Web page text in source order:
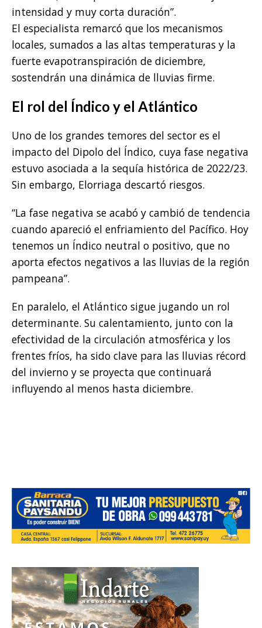
intensidad y muy corta duración”.
El especialista remarcó que los mecanismos
locales, sumados a las altas temperaturas y la
fuerte evapotranspiración de diciembre,
sostendrán una dinámica de lluvias firme.
El rol del Índico y el Atlántico
Uno de los grandes temores del sector es el
impacto del Dipolo del Índico, cuya fase negativa
estuvo asociada a la sequía histórica de 2022/23.
Sin embargo, Elorriaga descartó riesgos.
“La fase negativa se acabó y cambió de tendencia
cuando apareció el enfriamiento del Pacífico. Hoy
tenemos un Índico neutral o positivo, que no
aporta efectos negativos a las lluvias de la región
pampeana”.
En paralelo, el Atlántico sigue jugando un rol
determinante. Su calentamiento, junto con la
efectividad de la circulación atmosférica y los
frentes fríos, ha sido clave para las lluvias récord
del invierno y se proyecta que continuará
influyendo al menos hasta diciembre.